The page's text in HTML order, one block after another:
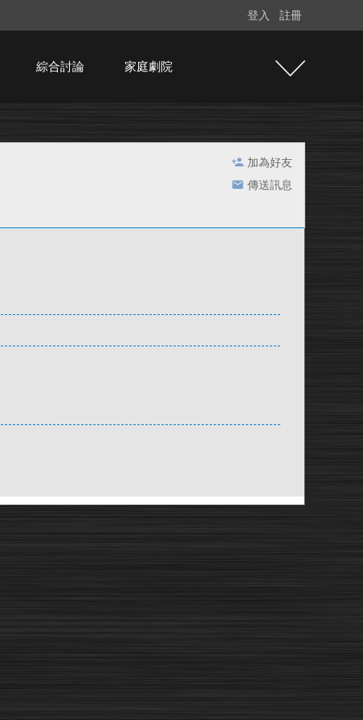
登入 註冊
綜合討論 家庭劇院
加為好友
傳送訊息